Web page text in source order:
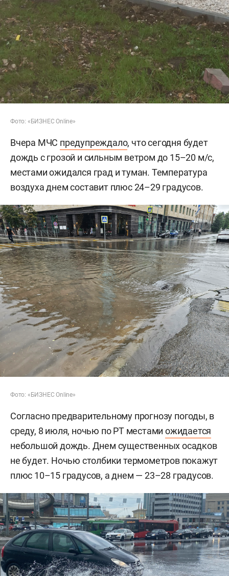
Фото: «БИЗНЕС Online»
Вчера МЧС предупреждало, что сегодня будет
дождь с грозой и сильным ветром до 15–20 м/с,
местами ожидался град и туман. Температура
воздуха днем составит плюс 24–29 градусов.
Фото: «БИЗНЕС Online»
Согласно предварительному прогнозу погоды, в
среду, 8 июля, ночью по РТ местами ожидается
небольшой дождь. Днем существенных осадков
не будет. Ночью столбики термометров покажут
плюс 10–15 градусов, а днем — 23–28 градусов.